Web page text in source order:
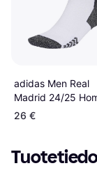
adidas Men Real
Madrid 24/25
Socks
26 €